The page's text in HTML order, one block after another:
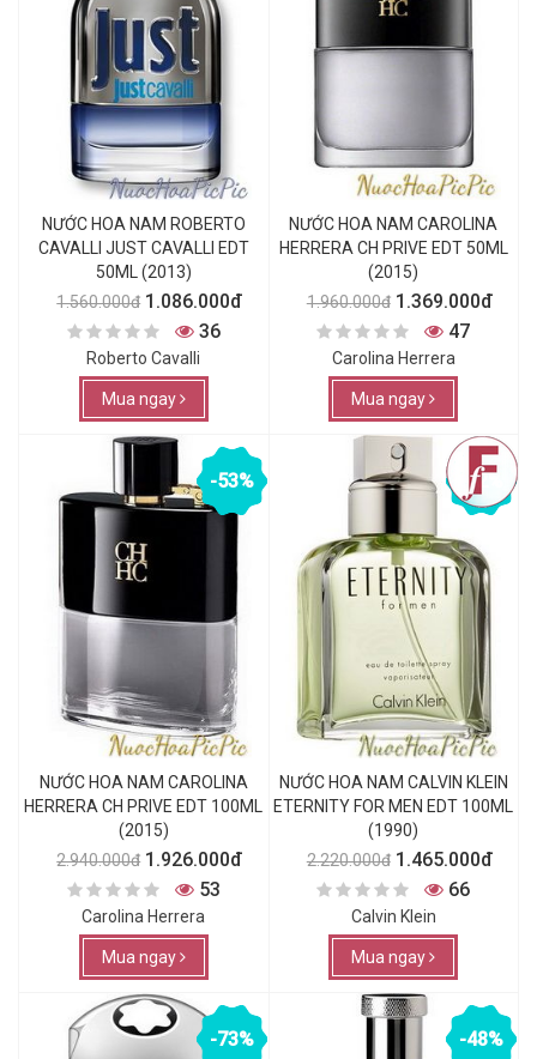
NƯỚC HOA NAM ROBERTO
CAVALLI JUST CAVALLI EDT
50ML (2013)
1.560.000đ 1.086.000đ
36
Roberto Cavalli
Mua ngay
NƯỚC HOA NAM CAROLINA
HERRERA CH PRIVE EDT 50ML
(2015)
1.960.000đ 1.369.000đ
47
Carolina Herrera
Mua ngay
-53%
NƯỚC HOA NAM CAROLINA
HERRERA CH PRIVE EDT 100ML
(2015)
2.940.000đ 1.926.000đ
53
Carolina Herrera
Mua ngay
-52%
NƯỚC HOA NAM CALVIN KLEIN
ETERNITY FOR MEN EDT 100ML
(1990)
2.220.000đ 1.465.000đ
66
Calvin Klein
Mua ngay
-73% -48%